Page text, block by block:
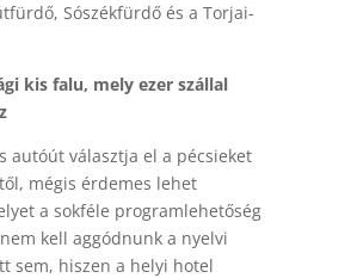
Sószékfürdő és a Torjai-
kis falu, mely ezer szállal
autóút választja el a pécsieket
mégis érdemes lehet
a sokféle programlehetőség
kell aggódnunk a nyelvi
sem, hiszen a helyi hotel